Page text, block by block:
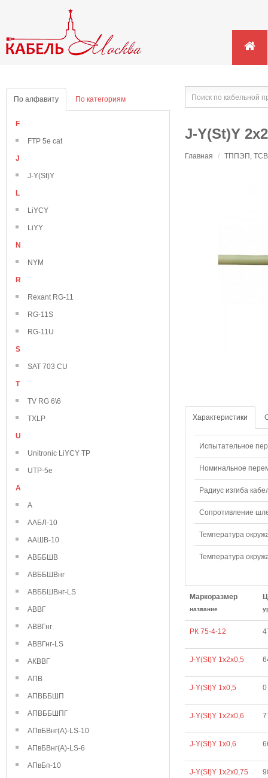
По алфавиту По категориям
F
FTP 5e cat
J
J-Y(St)Y
L
LiYCY
LiYY
N
NYM
R
Rexant RG-11
RG-11S
RG-11U
S
SAT 703 CU
T
TV RG 6\6
TXLP
U
Unitronic LiYCY TP
UTP-5e
А
А
ААБЛ-10
ААШВ-10
АВББШВ
АВББШВнг
АВББШВнг-LS
АВВГ
АВВГнг
АВВГнг-LS
АКВВГ
АПВ
АПВББШП
АПВББШПГ
АПвБВнг(А)-LS-10
АПвБВнг(А)-LS-6
АПвБп-10
J-Y(St)Y
Главная / ТППЭП,
Характеристики
Испытательное
Номинальное
Радиус изгиба
Сопротивление
Температура
Температура
Маркоразмер
название
РК 75-4-12
J-Y(St)Y 1х2х0,5
J-Y(St)Y 1х0,5 0
J-Y(St)Y 1х2х0,6
J-Y(St)Y 1х0,6
J-Y(St)Y 1х2х0,75